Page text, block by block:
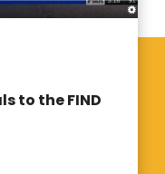
to the FIND